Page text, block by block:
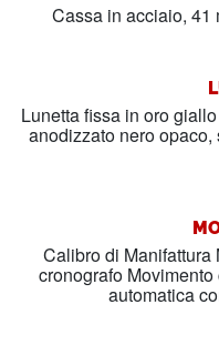
Cassa in acciaio, 41
Lunetta fissa in oro
anodizzato nero
Calibro di Manifattura
cronografo
automatica